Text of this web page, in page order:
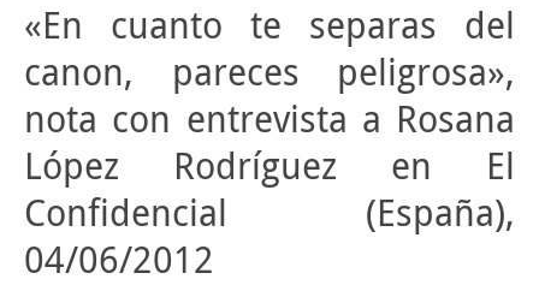
«En cuanto te separas del
canon, pareces peligrosa»,
nota con entrevista a Rosana
López Rodríguez en El
Confidencial (España),
04/06/2012